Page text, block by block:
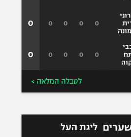
0
0
0
0
0
0
0
0
0
0
לטבלה המלאה >
ליגת העל